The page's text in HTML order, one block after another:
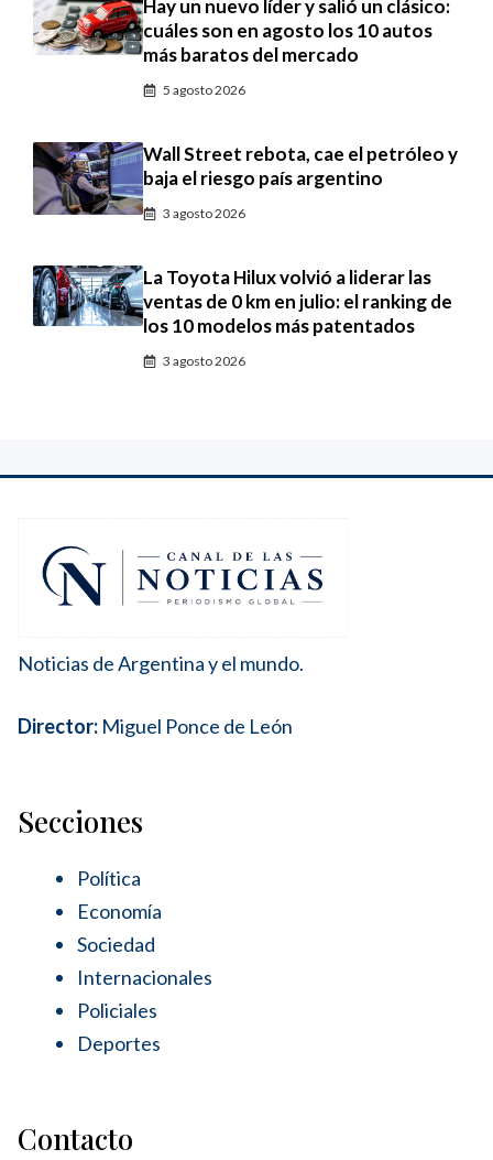
Hay un nuevo líder y salió un clásico:
cuáles son en agosto los 10 autos
más baratos del mercado
5 agosto 2026
Wall Street rebota, cae el petróleo y
baja el riesgo país argentino
3 agosto 2026
La Toyota Hilux volvió a liderar las
ventas de 0 km en julio: el ranking de
los 10 modelos más patentados
3 agosto 2026
Noticias de Argentina y el mundo.
Director: Miguel Ponce de León
Secciones
Política
Economía
Sociedad
Internacionales
Policiales
Deportes
Contacto